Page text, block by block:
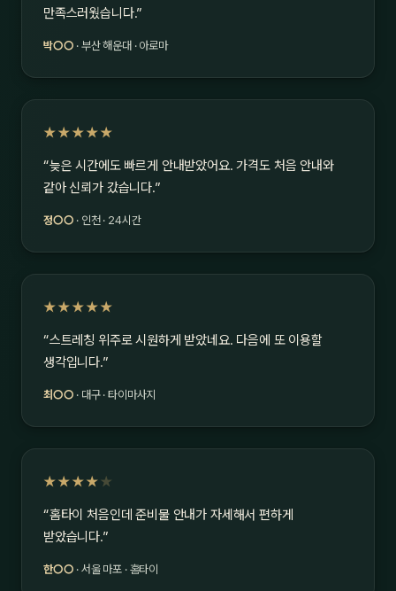
만족스러웠습니다.”
박○○ · 부산 해운대 · 아로마
★★★★★
“늦은 시간에도 빠르게 안내받았어요. 가격도 처음 안내와
같아 신뢰가 갔습니다.”
정○○ · 인천 · 24시간
★★★★★
“스트레칭 위주로 시원하게 받았네요. 다음에 또 이용할
생각입니다.”
최○○ · 대구 · 타이마사지
★★★★ ★
“홈타이 처음인데 준비물 안내가 자세해서 편하게
받았습니다.”
한○○ · 서울 마포 · 홈타이